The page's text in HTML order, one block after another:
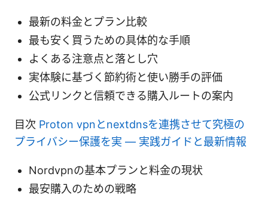
最新の料金とプラン比較
最も安く買うための具体的な手順
よくある注意点と落とし穴
実体験に基づく節約術と使い勝手の評価
公式リンクと信頼できる購入ルートの案内
目次 Proton vpnとnextdnsを連携させて究極の
プライバシー保護を実 — 実践ガイドと最新情報
Nordvpnの基本プランと料金の現状
最安購入のための戦略